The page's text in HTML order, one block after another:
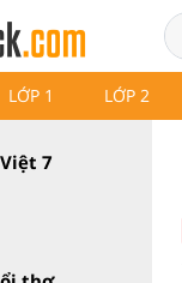
LỚP 1 LỚP 2
tri thức
7